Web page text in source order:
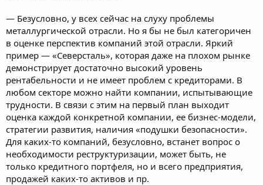
― Безусловно, у всех сейчас на слуху проблемы
металлургической отрасли. Но я бы не был категоричен
в оценке перспектив компаний этой отрасли. Яркий
пример ― «Северсталь», которая даже на плохом рынке
демонстрирует достаточно высокий уровень
рентабельности и не имеет проблем с кредиторами. В
любом секторе можно найти компании, испытывающие
трудности. В связи с этим на первый план выходит
оценка каждой конкретной компании, ее бизнес-модели,
стратегии развития, наличия «подушки безопасности».
Для каких-то компаний, безусловно, встанет вопрос о
необходимости реструктуризации, может быть, не
только кредитного портфеля, но и всего предприятия,
продажей каких-то активов и пр.